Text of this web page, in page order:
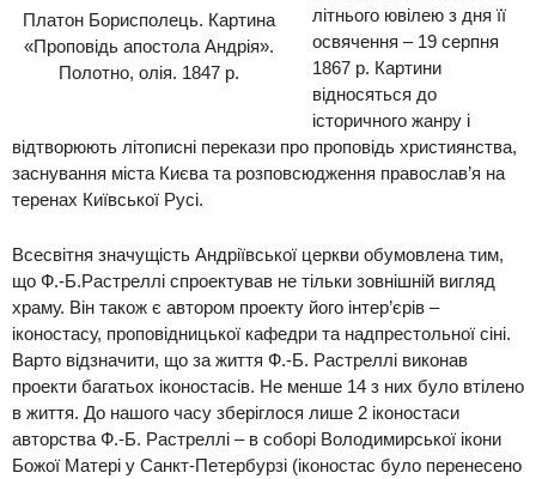
Платон Борисполець. Картина
«Проповідь апостола Андрія».
Полотно, олія. 1847 р.
літнього ювілею з дня її
освячення – 19 серпня
1867 р. Картини
відносяться до
історичного жанру і
відтворюють літописні перекази про проповідь християнства,
заснування міста Києва та розповсюдження православ’я на
теренах Київської Русі.
Всесвітня значущість Андріївської церкви обумовлена тим,
що Ф.-Б.Растреллі спроектував не тільки зовнішній вигляд
храму. Він також є автором проекту його інтер’єрів –
іконостасу, проповідницької кафедри та надпрестольної сіні.
Варто відзначити, що за життя Ф.-Б. Растреллі виконав
проекти багатьох іконостасів. Не менше 14 з них було втілено
в життя. До нашого часу зберіглося лише 2 іконостаси
авторства Ф.-Б. Растреллі – в соборі Володимирської ікони
Божої Матері у Санкт-Петербурзі (іконостас було перенесено